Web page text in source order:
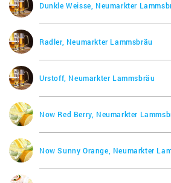
Dunkle Weisse, Neumarkter
Radler, Neumarkter Lammsbräu
Urstoff, Neumarkter Lammsbräu
Now Red Berry, Neumarkter
Now Sunny Orange, Neumarkter